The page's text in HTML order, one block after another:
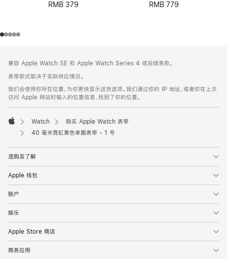
RMB 379 RMB 779
页
页
脚
注
兼容 Apple Watch SE 和 Apple Watch Series 4 或后续表款。
表带款式取决于实际供应情况。
我们会使用你所在位置，为你更快显示送货选项。我们通过你的 IP 地址，或者你在上次
访问 Apple 网站时输入的位置信息，找到了你的位置。
Apple
Watch
购买 Apple Watch 表带
40 毫米霓虹黄色单圈表带 - 1 号
选购及了解
Apple 钱包
账户
娱乐
Apple Store 商店
商务应用